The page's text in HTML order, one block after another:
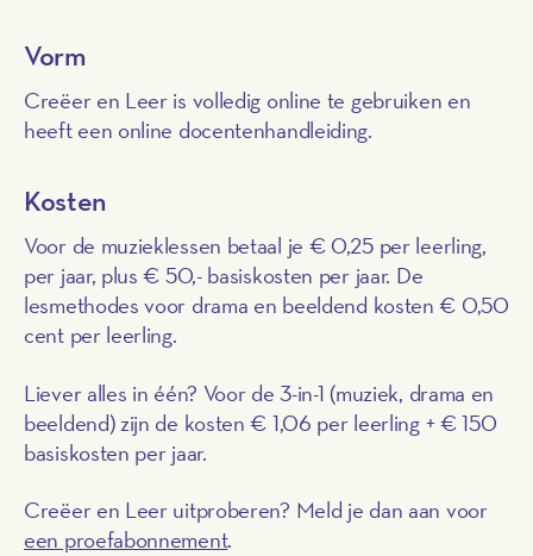
Vorm
Creëer en Leer is volledig online te gebruiken en
heeft een online docentenhandleiding.
Kosten
Voor de muzieklessen betaal je € 0,25 per leerling,
per jaar, plus € 50,- basiskosten per jaar. De
lesmethodes voor drama en beeldend kosten € 0,50
cent per leerling.
Liever alles in één? Voor de 3-in-1 (muziek, drama en
beeldend) zijn de kosten € 1,06 per leerling + € 150
basiskosten per jaar.
Creëer en Leer uitproberen? Meld je dan aan voor
een proefabonnement.